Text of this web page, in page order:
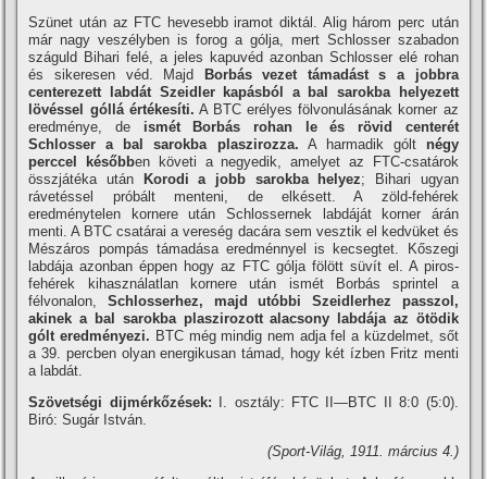
Szünet után az FTC hevesebb iramot diktál. Alig három perc után
már nagy veszélyben is forog a gólja, mert Schlosser szabadon
száguld Bihari felé, a jeles kapuvéd azonban Schlosser elé rohan
és sikeresen véd. Majd
Borbás vezet támadást s a jobbra
centerezett labdát Szeidler kapásból a bal sarokba helyezett
lövéssel góllá értékesí­ti. A BTC erélyes fölvonulásának korner az
eredménye, de ismét Borbás rohan le és rövid centerét
Schlosser a bal sarokba plaszirozza. A harmadik gólt négy
perccel későbben követi a negyedik, amelyet az FTC-csatárok
összjátéka után
Korodi a jobb sarokba helyez; Bihari ugyan
rávetéssel próbált menteni, de elkésett. A zöld-fehérek
eredménytelen kornere után Schlossernek labdáját korner árán
menti. A BTC csatárai a vereség dacára sem vesztik el kedvüket és
Mészáros pompás támadása eredménnyel is kecsegtet. Kőszegi
labdája azonban éppen hogy az FTC gólja fölött süví­t el. A piros-
fehérek kihasználatlan kornere után ismét Borbás sprintel a
félvonalon,Schlosserhez, majd utóbbi Szeidlerhez passzol,
akinek a bal sarokba plaszirozott alacsony labdája az ötödik
gólt eredményezi. BTC még mindig nem adja fel a küzdelmet, sőt
a 39. percben olyan energikusan támad, hogy két í­zben Fritz menti
a labdát.
Szövetségi dijmérkőzések: I. osztály: FTC II—BTC II 8:0 (5:0).
Biró: Sugár István.
(Sport-Világ, 1911. március 4.)